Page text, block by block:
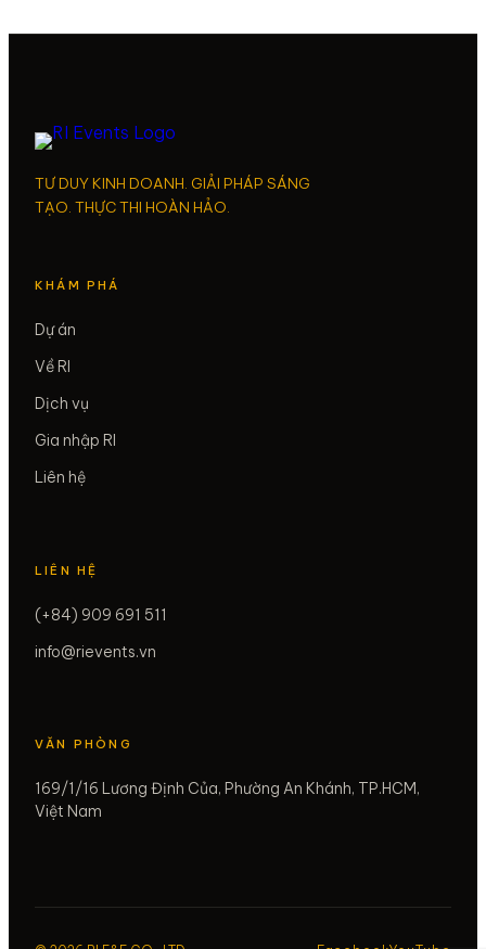
TƯ DUY KINH DOANH. GIẢI PHÁP SÁNG
TẠO. THỰC THI HOÀN HẢO.
KHÁM PHÁ
Dự án
Về RI
Dịch vụ
Gia nhập RI
Liên hệ
LIÊN HỆ
(+84) 909 691 511
info@rievents.vn
VĂN PHÒNG
169/1/16 Lương Định Của, Phường An Khánh, TP.HCM,
Việt Nam